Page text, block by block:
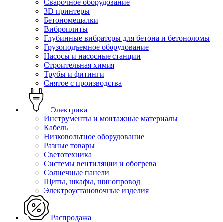
Сварочное оборудование
3D принтеры
Бетономешалки
Виброплиты
Глубинные вибраторы для бетона и бетоноломы
Грузоподъемное оборудование
Насосы и насосные станции
Строительная химия
Трубы и фитинги
Снятое с производства
Электрика
Инструменты и монтажные материалы
Кабель
Низковольтное оборудование
Разные товары
Светотехника
Системы вентиляции и обогрева
Солнечные панели
Щиты, шкафы, шинопровод
Электроустановочные изделия
Распродажа